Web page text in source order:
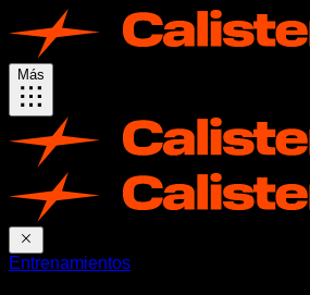
Más
Entrenamientos